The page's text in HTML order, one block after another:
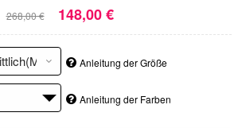
268,00 € 148,00 €
Anleitung der Größe
Anleitung der Farben